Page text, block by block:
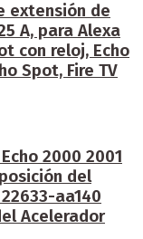
extensión de
A, para Alexa
con reloj, Echo
Spot, Fire TV
2000 2001
del
aa140
Acelerador